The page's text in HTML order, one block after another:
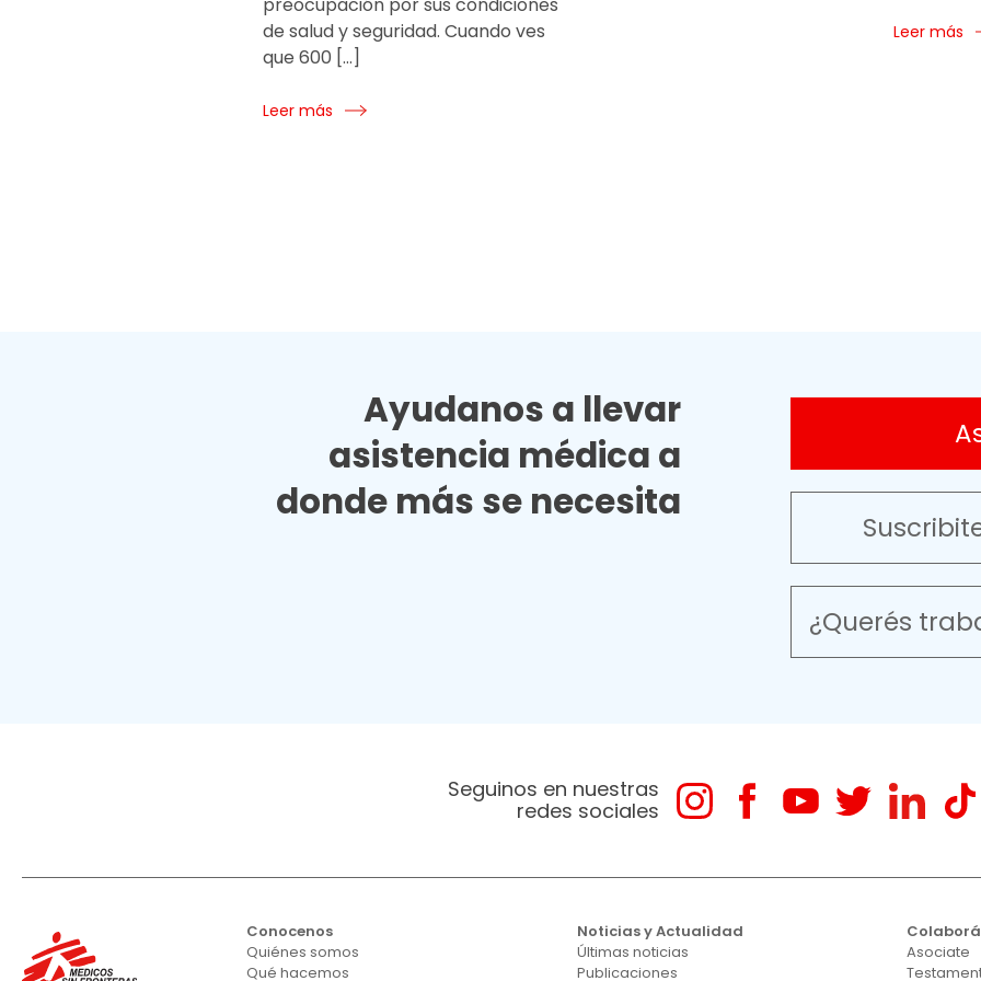
preocupación por sus condiciones
de salud y seguridad. Cuando ves
que 600 […]
Leer más
Leer más
Ayudanos a llevar
asistencia médica a
donde más se necesita
¿Querés
Seguinos en nuestras
redes sociales
Conocenos
Quiénes somos
Qué hacemos
Noticias y Actualidad
Últimas noticias
Publicaciones
Colaborá
Asociate